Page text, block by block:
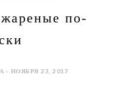
по-
- НОЯБРЯ 23, 2017